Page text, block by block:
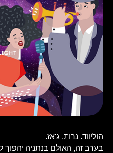
הוליווד. נרות. ג'אז.
בערב זה, האולם בנתניה יהפוך